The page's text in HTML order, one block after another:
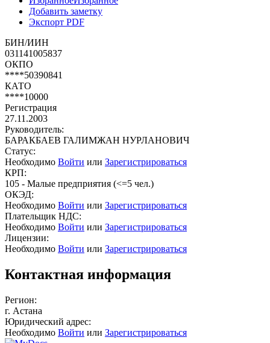
Добавить заметку
Экспорт PDF
БИН/ИИН
031141005837
ОКПО
****50390841
КАТО
****10000
Регистрация
27.11.2003
Руководитель:
БАРАКБАЕВ ГАЛИМЖАН НУРЛАНОВИЧ
Статус:
Необходимо Войти или Зарегистрироваться
КРП:
105 - Малые предприятия (<=5 чел.)
ОКЭД:
Необходимо Войти или Зарегистрироваться
Плательщик НДС:
Необходимо Войти или Зарегистрироваться
Лицензии:
Необходимо Войти или Зарегистрироваться
Контактная информация
Регион:
г. Астана
Юридический адрес:
Необходимо Войти или Зарегистрироваться